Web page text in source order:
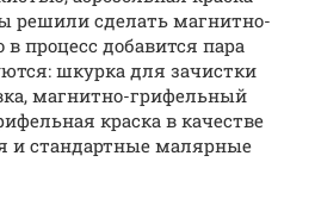
решили сделать магнитно-
процесс добавится пара
шкурка для зачистки
магнитно-грифельный
краска в качестве
и стандартные малярные